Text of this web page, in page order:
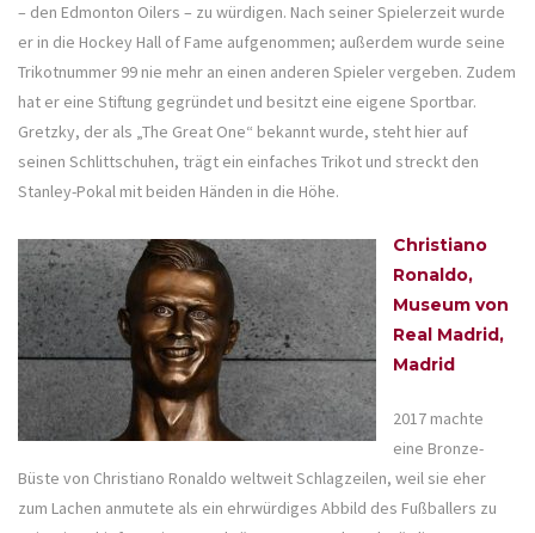
– den Edmonton Oilers – zu würdigen. Nach seiner Spielerzeit wurde
er in die Hockey Hall of Fame aufgenommen; außerdem wurde seine
Trikotnummer 99 nie mehr an einen anderen Spieler vergeben. Zudem
hat er eine Stiftung gegründet und besitzt eine eigene Sportbar.
Gretzky, der als „The Great One“ bekannt wurde, steht hier auf
seinen Schlittschuhen, trägt ein einfaches Trikot und streckt den
Stanley-Pokal mit beiden Händen in die Höhe.
Christiano
Ronaldo,
Museum von
Real Madrid,
Madrid
2017 machte
eine Bronze-
Büste von Christiano Ronaldo weltweit Schlagzeilen, weil sie eher
zum Lachen anmutete als ein ehrwürdiges Abbild des Fußballers zu